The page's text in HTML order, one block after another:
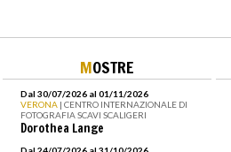
MOSTRE
Dal 30/07/2026 al 01/11/2026
VERONA | CENTRO INTERNAZIONALE DI
FOTOGRAFIA SCAVI SCALIGERI
Dorothea Lange